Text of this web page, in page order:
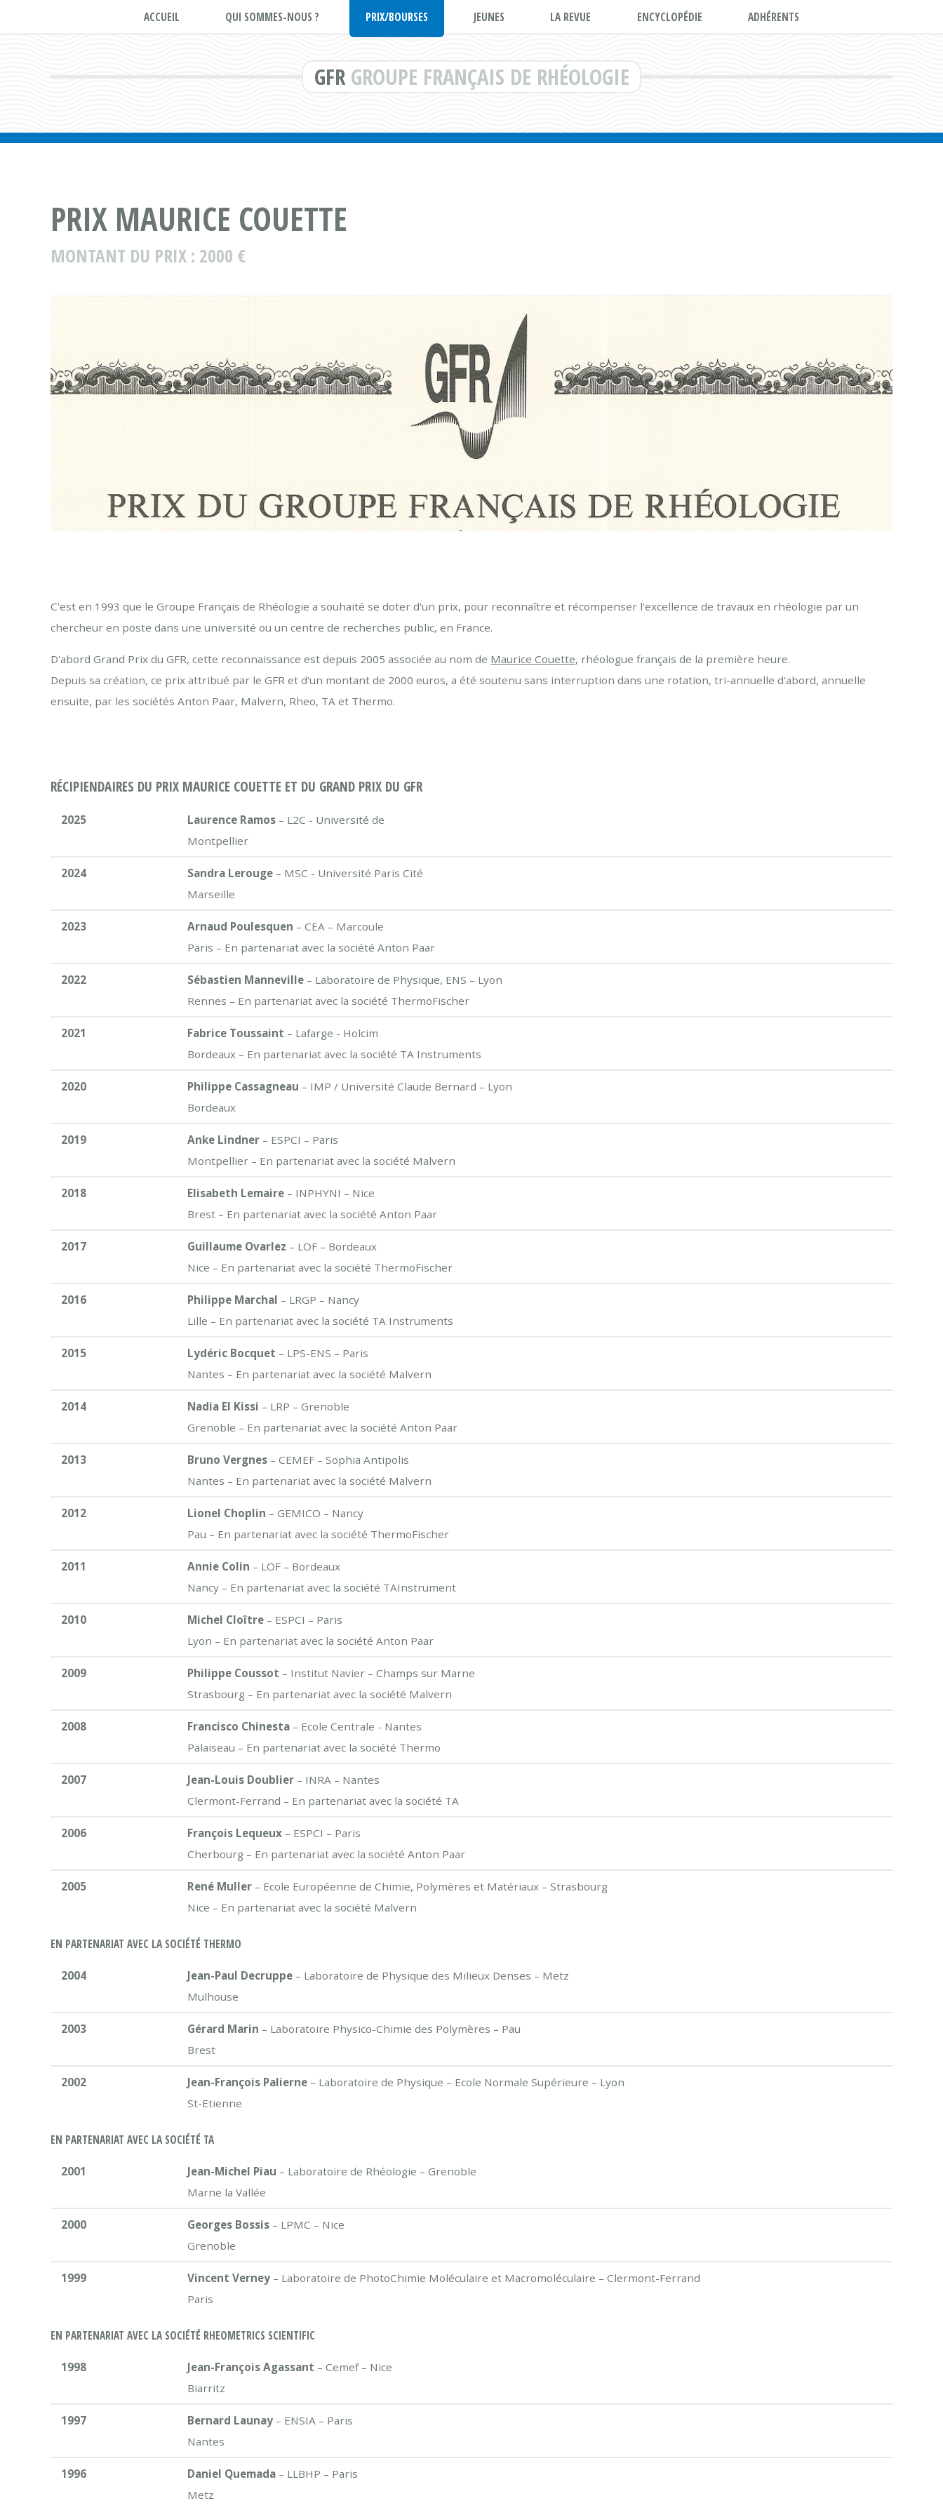
GFR GROUPE FRANÇAIS DE RHÉOLOGIE
ACCUEIL QUI SOMMES-NOUS ? PRIX/BOURSES JEUNES LA REVUE ENCYCLOPÉDIE ADHÉRENTS
PRIX MAURICE COUETTE
MONTANT DU PRIX : 2000 €
C'est en 1993 que le Groupe Français de Rhéologie a souhaité se doter d'un prix, pour reconnaître et récompenser l'excellence de travaux en rhéologie par un
chercheur en poste dans une université ou un centre de recherches public, en France.
D'abord Grand Prix du GFR, cette reconnaissance est depuis 2005 associée au nom de Maurice Couette, rhéologue français de la première heure.
Depuis sa création, ce prix attribué par le GFR et d'un montant de 2000 euros, a été soutenu sans interruption dans une rotation, tri-annuelle d'abord, annuelle
ensuite, par les sociétés Anton Paar, Malvern, Rheo, TA et Thermo.
RÉCIPIENDAIRES DU PRIX MAURICE COUETTE ET DU GRAND PRIX DU GFR
2025 Laurence Ramos – L2C - Université de
Montpellier
2024 Sandra Lerouge – MSC - Université Paris Cité
Marseille
2023 Arnaud Poulesquen – CEA – Marcoule
Paris – En partenariat avec la société Anton Paar
2022 Sébastien Manneville – Laboratoire de Physique, ENS – Lyon
Rennes – En partenariat avec la société ThermoFischer
2021 Fabrice Toussaint – Lafarge - Holcim
Bordeaux – En partenariat avec la société TA Instruments
2020 Philippe Cassagneau – IMP / Université Claude Bernard – Lyon
Bordeaux
2019 Anke Lindner – ESPCI – Paris
Montpellier – En partenariat avec la société Malvern
2018 Elisabeth Lemaire – INPHYNI – Nice
Brest – En partenariat avec la société Anton Paar
2017 Guillaume Ovarlez – LOF – Bordeaux
Nice – En partenariat avec la société ThermoFischer
2016 Philippe Marchal – LRGP – Nancy
Lille – En partenariat avec la société TA Instruments
2015 Lydéric Bocquet – LPS-ENS – Paris
Nantes – En partenariat avec la société Malvern
2014 Nadia El Kissi – LRP – Grenoble
Grenoble – En partenariat avec la société Anton Paar
2013 Bruno Vergnes – CEMEF – Sophia Antipolis
Nantes – En partenariat avec la société Malvern
2012 Lionel Choplin – GEMICO – Nancy
Pau – En partenariat avec la société ThermoFischer
2011 Annie Colin – LOF – Bordeaux
Nancy – En partenariat avec la société TAInstrument
2010 Michel Cloître – ESPCI – Paris
Lyon – En partenariat avec la société Anton Paar
2009 Philippe Coussot – Institut Navier – Champs sur Marne
Strasbourg – En partenariat avec la société Malvern
2008 Francisco Chinesta – Ecole Centrale - Nantes
Palaiseau – En partenariat avec la société Thermo
2007 Jean-Louis Doublier – INRA – Nantes
Clermont-Ferrand – En partenariat avec la société TA
2006 François Lequeux – ESPCI – Paris
Cherbourg – En partenariat avec la société Anton Paar
2005 René Muller – Ecole Européenne de Chimie, Polymères et Matériaux – Strasbourg
Nice – En partenariat avec la société Malvern
EN PARTENARIAT AVEC LA SOCIÉTÉ THERMO
2004 Jean-Paul Decruppe – Laboratoire de Physique des Milieux Denses – Metz
Mulhouse
2003 Gérard Marin – Laboratoire Physico-Chimie des Polymères – Pau
Brest
2002 Jean-François Palierne – Laboratoire de Physique – Ecole Normale Supérieure – Lyon
St-Etienne
EN PARTENARIAT AVEC LA SOCIÉTÉ TA
2001 Jean-Michel Piau – Laboratoire de Rhéologie – Grenoble
Marne la Vallée
2000 Georges Bossis – LPMC – Nice
Grenoble
1999 Vincent Verney – Laboratoire de PhotoChimie Moléculaire et Macromoléculaire – Clermont-Ferrand
Paris
EN PARTENARIAT AVEC LA SOCIÉTÉ RHEOMETRICS SCIENTIFIC
1998 Jean-François Agassant – Cemef – Nice
Biarritz
1997 Bernard Launay – ENSIA – Paris
Nantes
1996 Daniel Quemada – LLBHP – Paris
Metz